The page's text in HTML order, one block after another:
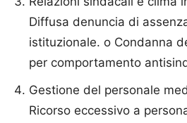
Diffusa denuncia di
istituzionale. o Condanna
per comportamento
Gestione del personale
Ricorso eccessivo a